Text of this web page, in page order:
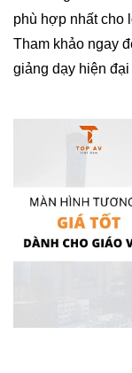
phù hợp nhất cho
Tham khảo ngay
giảng dạy hiện